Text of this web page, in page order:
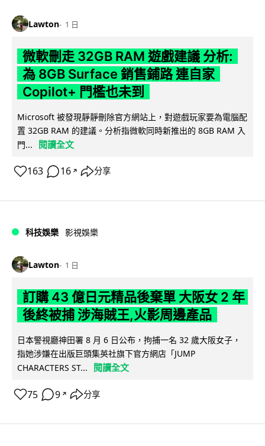
Lawton 1 日
微軟刪走 32GB RAM 遊戲建議 分析:
為 8GB Surface 銷售鋪路 連自家
Copilot+ 門檻也未到
Microsoft 被發現靜靜刪除官方網站上，對遊戲玩家要為電腦配
置 32GB RAM 的建議。分析指微軟同時新推出的 8GB RAM 入
門...
閱讀全文
163 16 ↗ 分享
科技娛樂 影視娛樂
Lawton 1 日
訂購 43 億日元精品後棄單 大阪女 2 年
後終被捕 涉海賊王,火影周邊產品
日本警視廳神田署 8 月 6 日公布，拘捕一名 32 歲大阪女子，
指她涉嫌在出版巨頭集英社旗下官方網店「JUMP
CHARACTERS ST...
閱讀全文
75 9 ↗ 分享